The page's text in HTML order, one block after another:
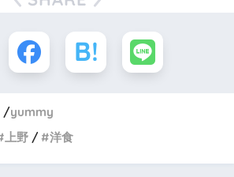
yummy
上野 洋食